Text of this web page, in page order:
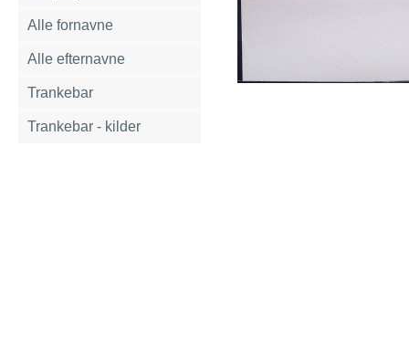
Alle fornavne
Alle efternavne
Trankebar
Trankebar - kilder